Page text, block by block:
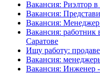
Вакансия: Риэлтор в
Вакансия:
Вакансия:
Вакансия: работник
Саратове
Ищу работу:
Вакансия:
Вакансия: Инженер